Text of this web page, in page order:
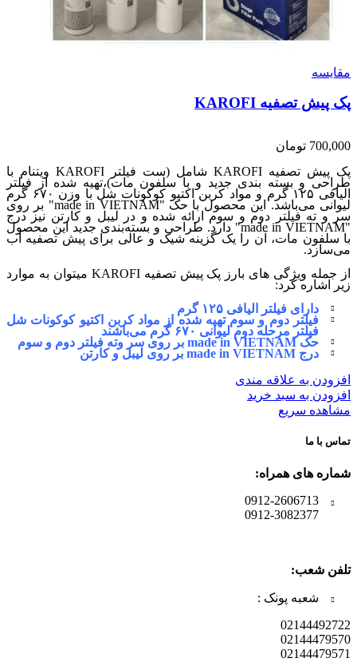
مقایسه
پک پیش تصفیه KAROFI
700,000 تومان
پک پیش تصفیه KAROFI شامل (ست فیلتر KAROFI ویتنام با
طراحی و بسته بندی جدید و با سلفون مات)،تهیه شده از فیلتر
الیافی ۱۲۵ گرم و مواد کربن اکتیو کوکونات شل با وزن ۶۷۰ گرم
لیوانی می‌باشد. این محصول با حک "made in VIETNAM" بر روی
سر و ته فیلتر دوم و سوم ارائه شده و در لیبل و کارتن نیز درج
"made in VIETNAM" دارد. طراحی و بسته‌بندی جدید این محصول
با سلفون مات، آن را یک گزینه شیک و عالی برای پیش تصفیه آب
می‌سازد.
از جمله ویژگی های بارز پک پیش تصفیه KAROFI میتوان به موارد
زیر اشاره کرد:
دارای فیلتر الیافی ۱۲۵ گرم
فیلتر دوم و سوم تهیه شده از مواد کربن اکتیو کوکونات شل
فیلتر مرحله دوم لیوانی ۶۷۰ گرم می‌باشند
حک made in VIETNAM بر روی سر وته فیلتر دوم و سوم
درج made in VIETNAM بر روی لیبل و کارتن
افزودن به علاقه مندی
افزودن به سبد خرید
مشاهده سریع
تماس با ما
شماره های همراه:
0912-2606713
0912-3082377
تلفن شعب:
شعبه پونک :
02144492722
02144479570
02144479571